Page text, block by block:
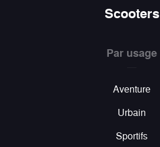
Scooters
Par usage
Aventure
Urbain
Sportifs